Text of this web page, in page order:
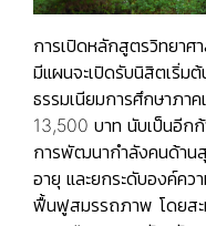
การเปิดหลักสูตรวิทยา
มีแผนจะเปิดรับนิสิตเริ่ม
ธรรมเนียมการศึกษาภา
13,500 บาท นับเป็นอีก
การพัฒนากำลังคนด้า
อายุ และยกระดับองค์คว
ฟื้นฟูสมรรถภาพ โดยสะ